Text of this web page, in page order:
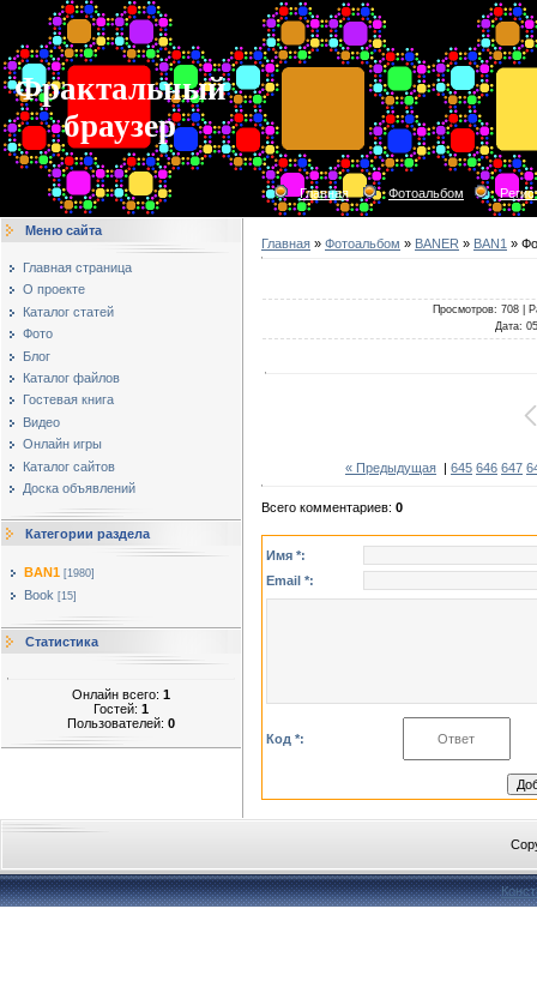
Фрактальный
браузер
Главная Фотоальбом
Меню сайта
Главная страница
О проекте
Каталог статей
Фото
Блог
Каталог файлов
Гостевая книга
Видео
Онлайн игры
Каталог сайтов
Доска объявлений
Категории раздела
BAN1 [1980]
Book [15]
Статистика
Онлайн всего: 1
Гостей: 1
Пользователей: 0
Главная » Фотоальбом » BANER » BAN1 »
Просмотров: 708 |
Дата:
« Предыдущая | 645 646 647
Всего комментариев: 0
Имя *:
Email *:
Код *: